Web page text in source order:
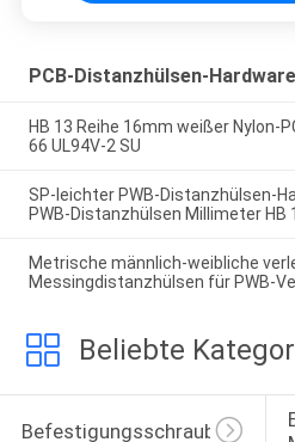
PCB-Distanzhülsen-Hardware
HB 13 Reihe 16mm weißer Nylon-
66 UL94V-2 SU
SP-leichter PWB-Distanzhülsen-
PWB-Distanzhülsen Millimeter HB
Metrische männlich-weibliche
Messingdistanzhülsen für PWB-
Beliebte
Befestigungsschrauben